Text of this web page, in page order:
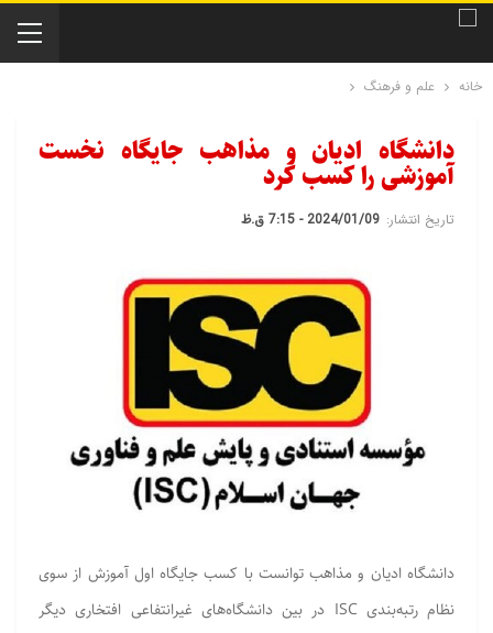
خانه علم و فرهنگ
دانشگاه ادیان و مذاهب جایگاه نخست
آموزشی را کسب کرد
تاریخ انتشار: 2024/01/09 - 7:15 ق.ظ
دانشگاه ادیان و مذاهب توانست با کسب جایگاه اول آموزش از سوی
نظام رتبه‌بندی ISC در بین دانشگاه‌های غیرانتفاعی افتخاری دیگر